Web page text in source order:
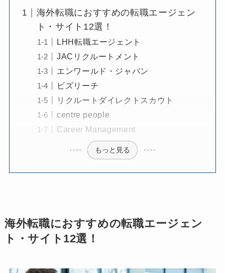
海外転職におすすめの転職エージェン
ト・サイト12選！
LHH転職エージェント
JACリクルートメント
エンワールド・ジャパン
ビズリーチ
リクルートダイレクトスカウト
centre people
Career Management
もっと見る
海外転職におすすめの転職エージェン
ト・サイト12選！